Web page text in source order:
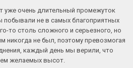
уже очень длительный промежуток
побывали не в самых благоприятных
то столь сложного и серьезного, но
никогда не был, поэтому превозмогая
каждый день мы верили, что
желаемых высот.